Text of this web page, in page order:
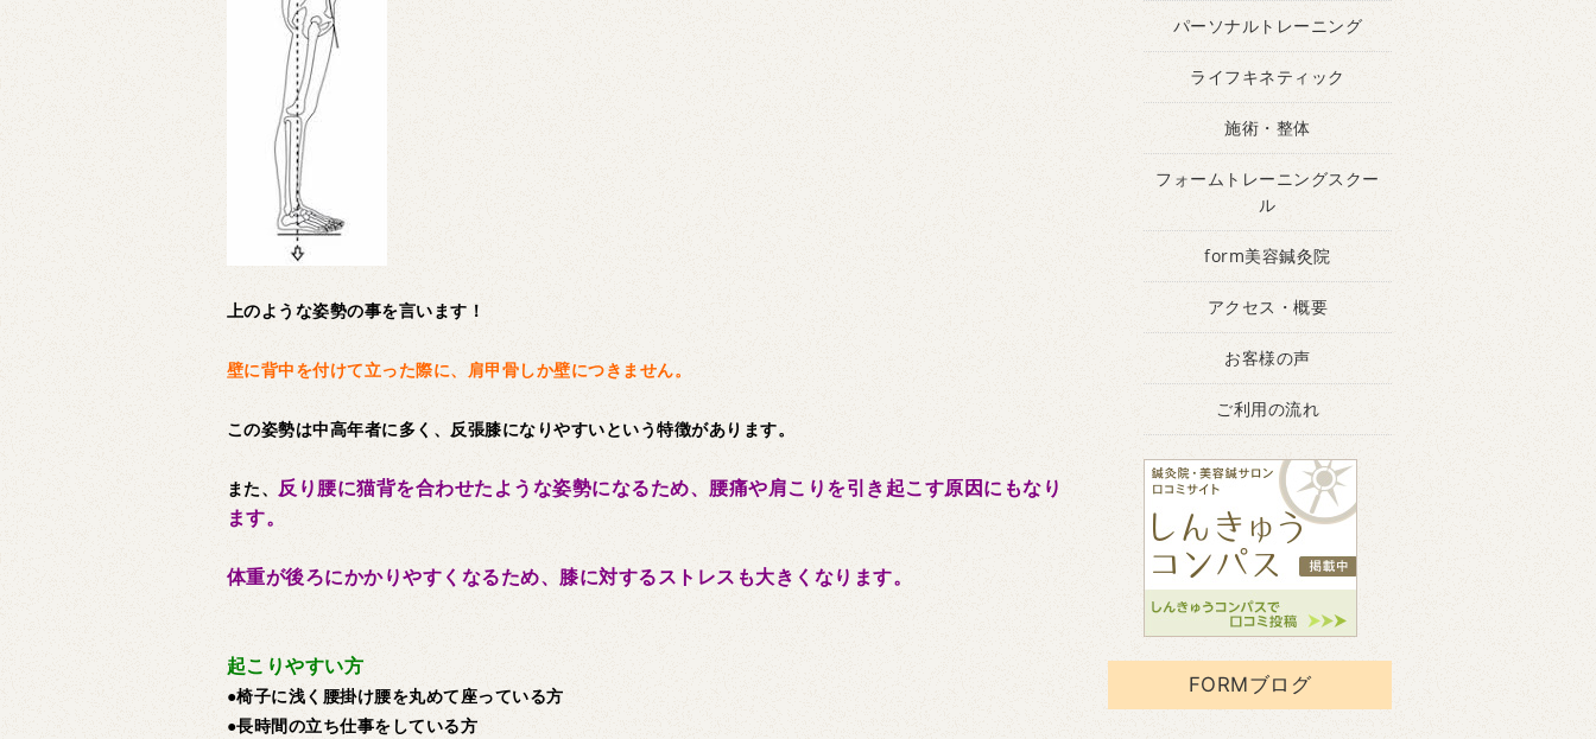
上のような姿勢の事を言います！
壁に背中を付けて立った際に、肩甲骨しか壁につきません。
この姿勢は中高年者に多く、反張膝になりやすいという特徴があります。
また、 反り腰に猫背を合わせたような姿勢になるため、腰痛や肩こりを引き起こす原因にもなり
ます。
体重が後ろにかかりやすくなるため、膝に対するストレスも大きくなります。
起こりやすい方
●椅子に浅く腰掛け腰を丸めて座っている方
●長時間の立ち仕事をしている方
パーソナルトレーニング
ライフキネティック
施術・整体
フォームトレーニングスクー
ル
form美容鍼灸院
アクセス・概要
お客様の声
ご利用の流れ
FORMブログ